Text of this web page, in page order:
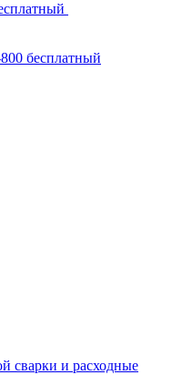
бесплатный
сварки и расходные